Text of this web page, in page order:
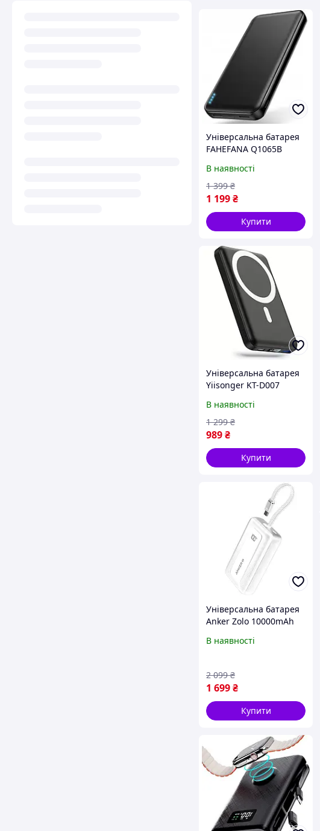
Універсальна батарея
FAHEFANA Q1065B
В наявності
1 199₴
1 399 ₴
Купити
Універсальна батарея
Yiisonger KT-D007
Safe Black для Iphone
В наявності
989₴
1 299 ₴
Купити
Універсальна батарея
Anker Zolo 10000mAh
В наявності
1 699₴
2 099 ₴
Купити